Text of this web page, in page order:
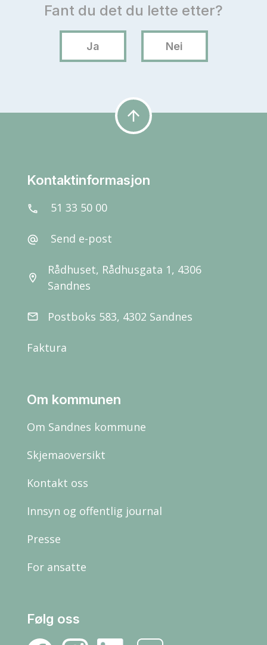
arrow_upward
Kontaktinformasjon
call 51 33 50 00
alternate_email Send e-post
location_on
Rådhuset, Rådhusgata 1, 4306
Sandnes
email Postboks 583, 4302 Sandnes
Faktura
Om kommunen
Om Sandnes kommune
Skjemaoversikt
Kontakt oss
Innsyn og offentlig journal
Presse
For ansatte
Følg oss